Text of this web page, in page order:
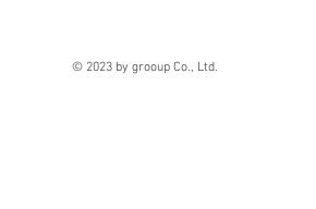
© 2023 by grooup Co., Ltd.